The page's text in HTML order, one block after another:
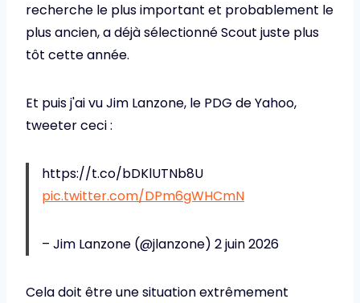
recherche le plus important et probablement le
plus ancien, a déjà sélectionné Scout juste plus
tôt cette année.
Et puis j'ai vu Jim Lanzone, le PDG de Yahoo,
tweeter ceci :
https://t.co/bDKlUTNb8U
pic.twitter.com/DPm6gWHCmN
– Jim Lanzone (@jlanzone) 2 juin 2026
Cela doit être une situation extrêmement